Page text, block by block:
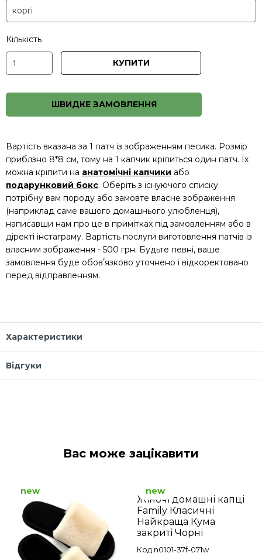
Кількість
КУПИТИ
ШВИДКЕ ЗАМОВЛЕННЯ
Вартість вказана за 1 патч із зображенням песика. Розмір
приблзно 8*8 см, тому на 1 капчик кріпиться один патч. Їх
можна кріпити на анатомічні капчики або
подарунковий бокс. Оберіть з існуючого списку
потрібну вам породу або замовте власне зображення
(наприклад саме вашого домашнього улюбленця),
написавши нам про це в примітках під замовленням або в
діректі інстаграму. Вартість послуги виготовлення патчів із
власним зображення - 500 грн. Будьте певні, ваше
замовлення буде обовʼязково уточнено і відкоректовано
перед відправленням.
Характеристики
Відгуки
Вас може зацікавити
new
Жіночі домашні капці
Family Класичні
Найкраща Кума
закриті Чорні
Код n0101-37f-071w
new